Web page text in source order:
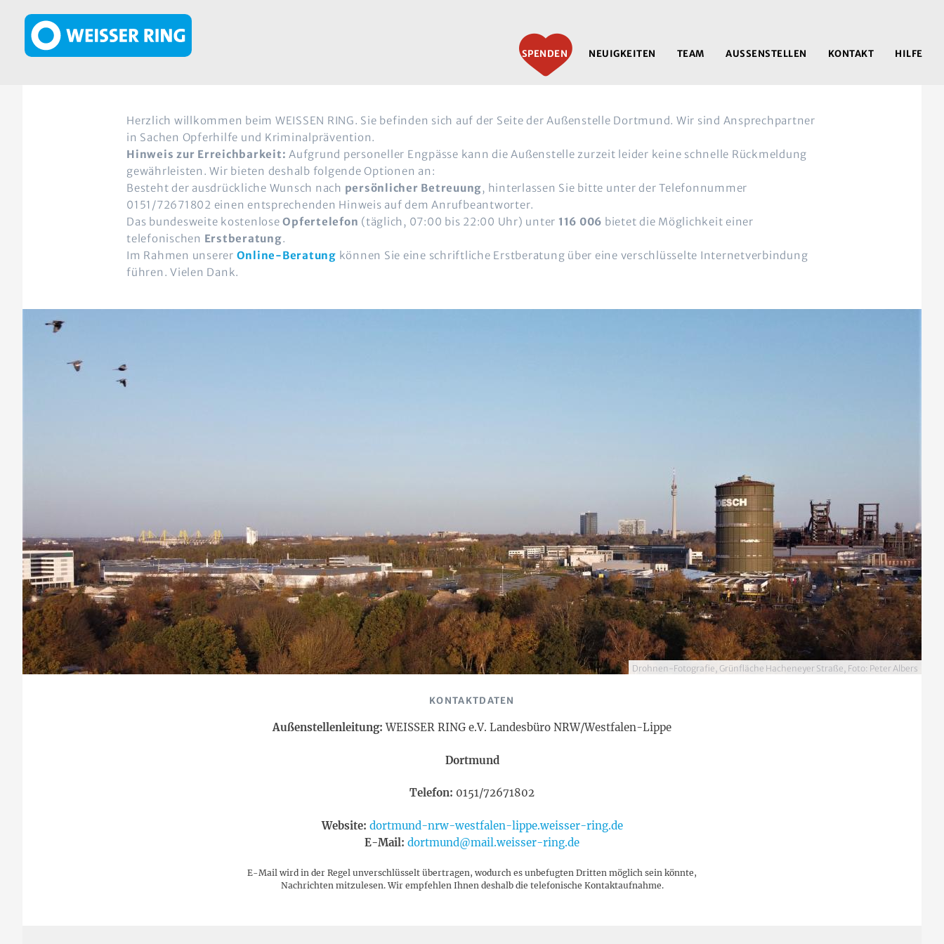
SPENDEN NEUIGKEITEN TEAM AUSSENSTELLEN KONTAKT HILFE
Herzlich willkommen beim WEISSEN RING. Sie befinden sich auf der Seite der Außenstelle Dortmund. Wir sind Ansprechpartner
in Sachen Opferhilfe und Kriminalprävention.
Hinweis zur Erreichbarkeit: Aufgrund personeller Engpässe kann die Außenstelle zurzeit leider keine schnelle Rückmeldung
gewährleisten. Wir bieten deshalb folgende Optionen an:
Besteht der ausdrückliche Wunsch nach persönlicher Betreuung, hinterlassen Sie bitte unter der Telefonnummer
0151/72671802 einen entsprechenden Hinweis auf dem Anrufbeantworter.
Das bundesweite kostenloseOpfertelefon (täglich, 07:00 bis 22:00 Uhr) unter 116 006 bietet die Möglichkeit einer
telefonischen Erstberatung.
Im Rahmen unserer Online-Beratung können Sie eine schriftliche Erstberatung über eine verschlüsselte Internetverbindung
führen. Vielen Dank.
Drohnen-Fotografie, Grünfläche Hacheneyer Straße, Foto: Peter Albers
KONTAKTDATEN
Außenstellenleitung: WEISSER RING e.V. Landesbüro NRW/Westfalen-Lippe
Dortmund
Telefon: 0151/72671802
Website: dortmund-nrw-westfalen-lippe.weisser-ring.de
E-Mail: dortmund@mail.weisser-ring.de
E-Mail wird in der Regel unverschlüsselt übertragen, wodurch es unbefugten Dritten möglich sein könnte,
Nachrichten mitzulesen. Wir empfehlen Ihnen deshalb die telefonische Kontaktaufnahme.